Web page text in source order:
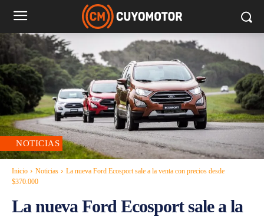
NOTICIAS
Inicio Noticias
La nueva Ford Ecosport sale a la venta con precios desde
$370.000
La nueva Ford Ecosport sale a la